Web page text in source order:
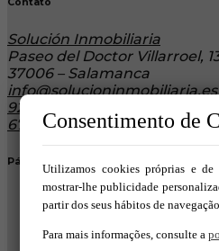
Contato
Solución Inmobiliaria
Paseo del Doctor Villarroel,
37006 – Salamanca
info@solucioninmobiliaria.es
923 125 489
671885481
Páginas de interés
Comprar
Aluguel
Trespasse
Consentimento de
Utilizamos cookies próprias e
mostrar-lhe publicidade
partir dos seus hábitos de
Para mais informações, consulte a